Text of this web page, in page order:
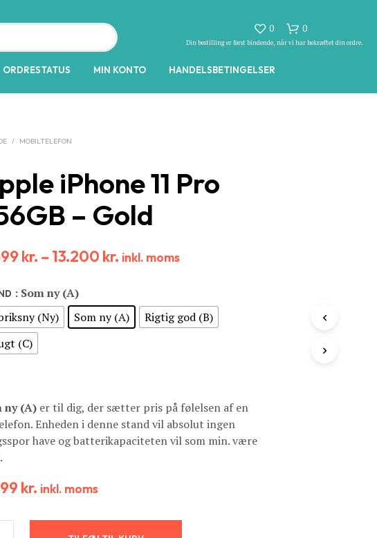
ORDRESTATUS MIN KONTO HANDELSBETINGELSER
0 0
U
Din bestilling er først bindende, når vi har bekræftet din ordre.
/ MOBILTELEFON
iPhone 11 Pro
– Gold
kr. – 13.200 kr. inkl. moms
: Som ny (A)
(Ny)
Som ny (A)
Rigtig god (B)
(C)
ny (A) er til dig, der sætter pris på følelsen af en
Enheden i denne stand vil absolut ingen
have og batterikapaciteten vil som min. være
kr. inkl. moms